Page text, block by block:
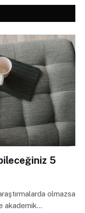
5
olmazsa
akademik…